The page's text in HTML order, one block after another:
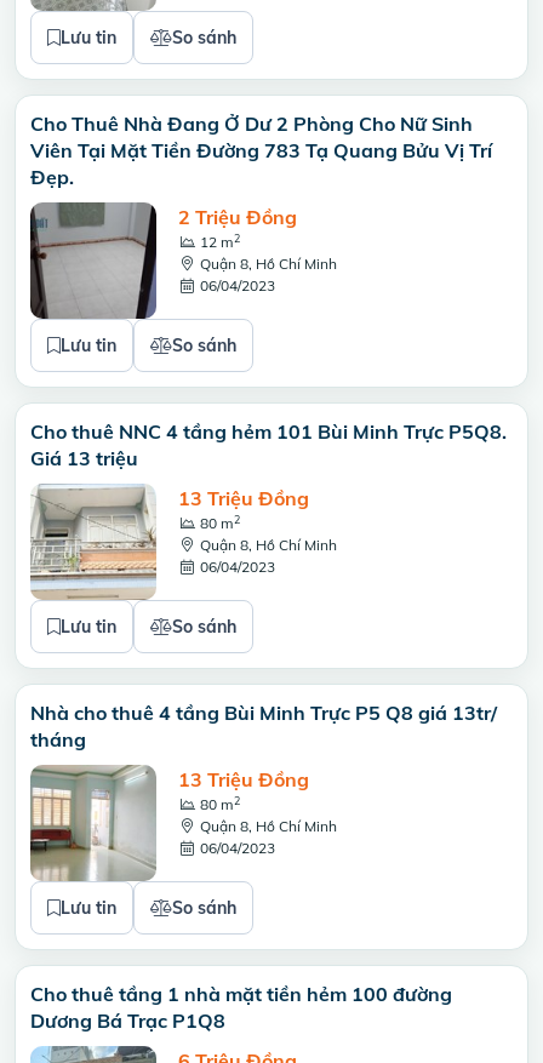
Lưu tin So sánh
Cho Thuê Nhà Đang Ở Dư 2 Phòng Cho Nữ Sinh
Viên Tại Mặt Tiền Đường 783 Tạ Quang Bửu Vị Trí
Đẹp.
2 Triệu Đồng
12 m2
Quận 8, Hồ Chí Minh
06/04/2023
Lưu tin So sánh
Cho thuê NNC 4 tầng hẻm 101 Bùi Minh Trực P5Q8.
Giá 13 triệu
13 Triệu Đồng
80 m2
Quận 8, Hồ Chí Minh
06/04/2023
Lưu tin So sánh
Nhà cho thuê 4 tầng Bùi Minh Trực P5 Q8 giá 13tr/
tháng
13 Triệu Đồng
80 m2
Quận 8, Hồ Chí Minh
06/04/2023
Lưu tin So sánh
Cho thuê tầng 1 nhà mặt tiền hẻm 100 đường
Dương Bá Trạc P1Q8